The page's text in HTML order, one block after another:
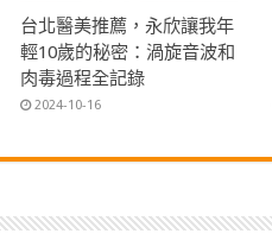
台北醫美推薦，永欣讓我年
輕10歲的秘密：渦旋音波和
肉毒過程全記錄
2024-10-16